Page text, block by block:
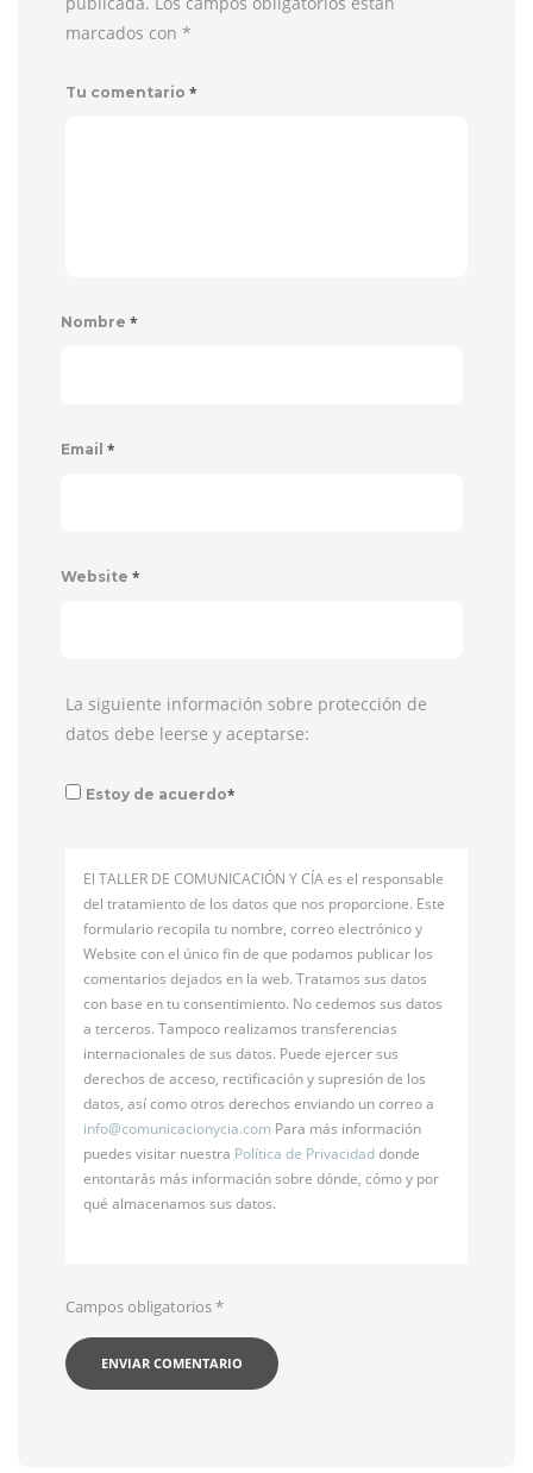
marcados con *
Tu comentario *
Nombre *
Email *
Website *
La siguiente información sobre protección de
datos debe leerse y aceptarse:
Estoy de acuerdo*
El TALLER DE COMUNICACIÓN Y CÍA es el responsable
del tratamiento de los datos que nos proporcione. Este
formulario recopila tu nombre, correo electrónico y
Website con el único fin de que podamos publicar los
comentarios dejados en la web. Tratamos sus datos
con base en tu consentimiento. No cedemos sus datos
a terceros. Tampoco realizamos transferencias
internacionales de sus datos. Puede ejercer sus
derechos de acceso, rectificación y supresión de los
datos, así como otros derechos enviando un correo a
info@comunicacionycia.com Para más información
puedes visitar nuestra Política de Privacidaddonde
entontarás más información sobre dónde, cómo y por
qué almacenamos sus datos.
Campos obligatorios*